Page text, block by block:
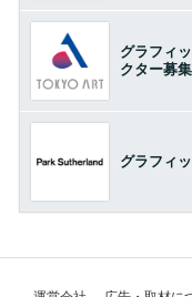
グラフィ
クター募集
グラフィ